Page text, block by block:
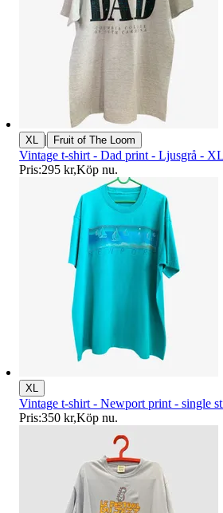
XL | Fruit of The Loom
Vintage t-shirt - Dad print - Ljusgrå - XL
Pris:295 kr,Köp nu.
XL
Vintage t-shirt - Newport print - single
Pris:350 kr,Köp nu.